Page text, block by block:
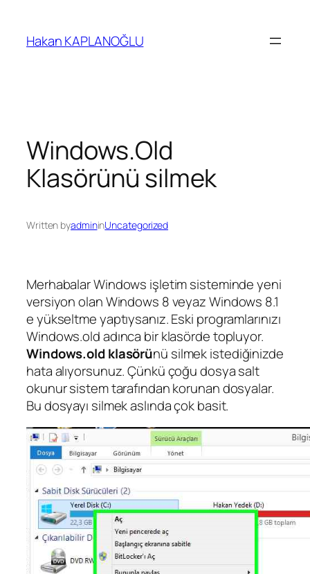
Hakan KAPLANOĞLU
Windows.Old
Klasörünü silmek
Written byadmininUncategorized
Merhabalar Windows işletim sisteminde yeni
versiyon olan Windows 8 veyaz Windows 8.1
e yükseltme yaptıysanız. Eski programlarınızı
Windows.old adınca bir klasörde topluyor.
Windows.old klasörünü silmek istediğinizde
hata alıyorsunuz. Çünkü çoğu dosya salt
okunur sistem tarafından korunan dosyalar.
Bu dosyayı silmek aslında çok basit.